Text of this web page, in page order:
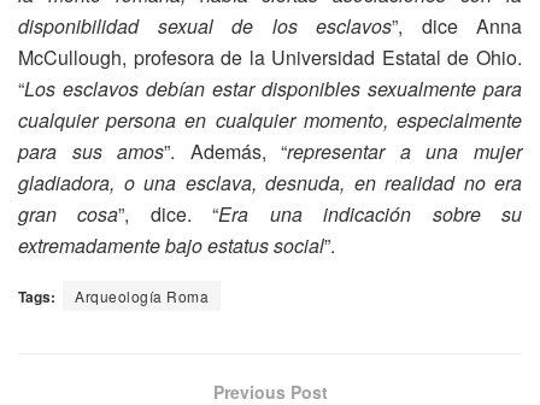
disponibilidad sexual de los esclavos”, dice Anna
McCullough, profesora de la Universidad Estatal de Ohio.
“Los esclavos debían estar disponibles sexualmente para
cualquier persona en cualquier momento, especialmente
para sus amos”. Además, “representar a una mujer
gladiadora, o una esclava, desnuda, en realidad no era
gran cosa”, dice. “Era una indicación sobre su
extremadamente bajo estatus social”.
Tags: Arqueología Roma
Previous Post